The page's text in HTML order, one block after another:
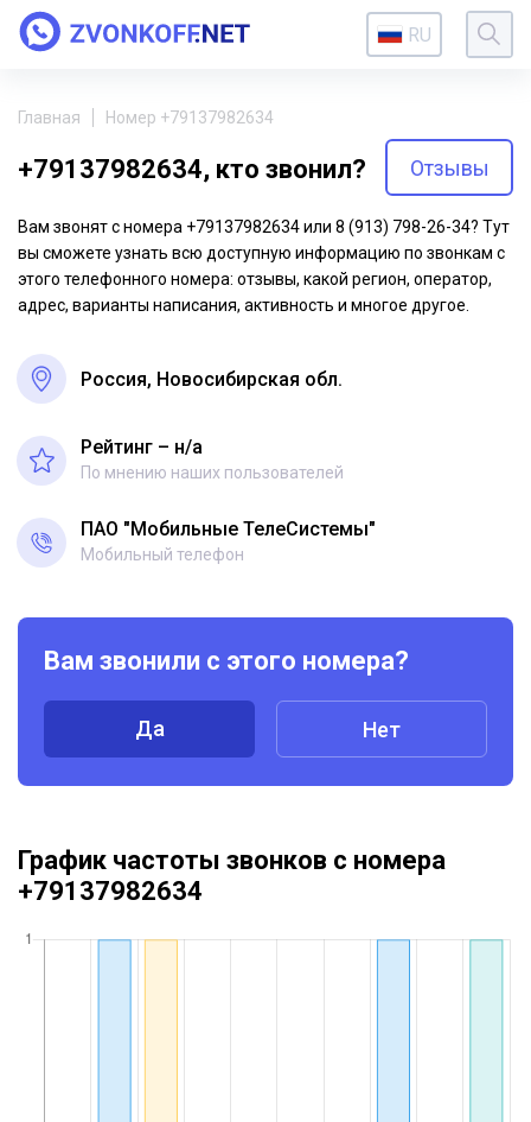
RU
Главная Номер +79137982634
+79137982634, кто звонил? Отзывы
Вам звонят с номера +79137982634 или 8 (913) 798-26-34? Тут
вы сможете узнать всю доступную информацию по звонкам с
этого телефонного номера: отзывы, какой регион, оператор,
адрес, варианты написания, активность и многое другое.
Россия, Новосибирская обл.
Рейтинг – н/a
По мнению наших пользователей
ПАО "Мобильные ТелеСистемы"
Мобильный телефон
Вам звонили с этого номера?
Да Нет
График частоты звонков с номера
+79137982634